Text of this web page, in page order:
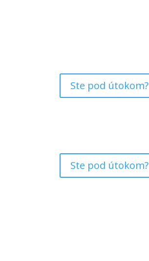
Ste pod útokom?
Ste pod útokom?